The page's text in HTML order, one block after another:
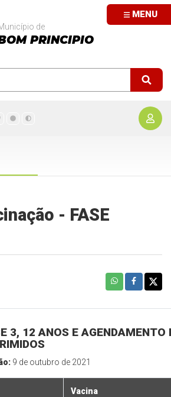
MENU
de
PRINCIPIO
- FASE
3, 12 ANOS E
9 de outubro de 2021
Vacina